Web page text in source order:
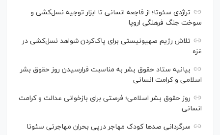
تراژدی سئوتا؛ از فاجعه انسانی تا ابزار توجیه نسل‌کشی و
سوخت جنگ فرهنگی اروپا
تلاش رژیم صهیونیستی برای پاک‌کردن شواهد نسل‌کشی در
غزه
بیانیه ستاد حقوق بشر به مناسبت فرارسیدن روز حقوق بشر
اسلامی و کرامت انسانی
روز حقوق بشر اسلامی؛ فرصتی برای بازخوانی عدالت و کرامت
انسانی
سرگردانی صد‌ها کودک مهاجر درپی بحران مهاجرتی سئوتا